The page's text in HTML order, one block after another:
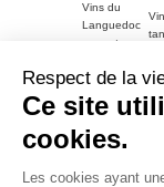
Vins du
Languedoc
en rupture
régions en
rupture
Vins
Vins de
Bourgogne
en rupture
Vins fruités
Respect de la
Ce site
cookies.
Les cookies ayant